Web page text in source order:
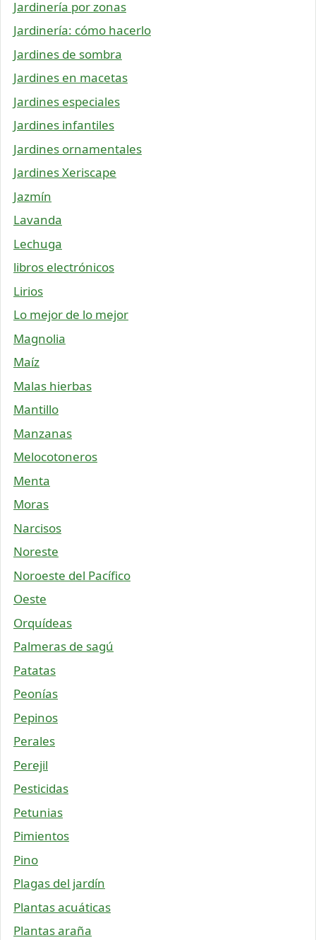
Jardinería por zonas
Jardinería: cómo hacerlo
Jardines de sombra
Jardines en macetas
Jardines especiales
Jardines infantiles
Jardines ornamentales
Jardines Xeriscape
Jazmín
Lavanda
Lechuga
libros electrónicos
Lirios
Lo mejor de lo mejor
Magnolia
Maíz
Malas hierbas
Mantillo
Manzanas
Melocotoneros
Menta
Moras
Narcisos
Noreste
Noroeste del Pacífico
Oeste
Orquídeas
Palmeras de sagú
Patatas
Peonías
Pepinos
Perales
Perejil
Pesticidas
Petunias
Pimientos
Pino
Plagas del jardín
Plantas acuáticas
Plantas araña